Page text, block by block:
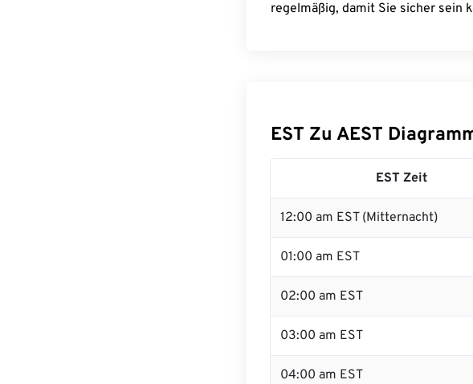
regelmäßig, damit Sie sicher sein
EST Zu AEST
EST Zeit
12:00 am EST (Mitternacht)
01:00 am EST
02:00 am EST
03:00 am EST
04:00 am EST